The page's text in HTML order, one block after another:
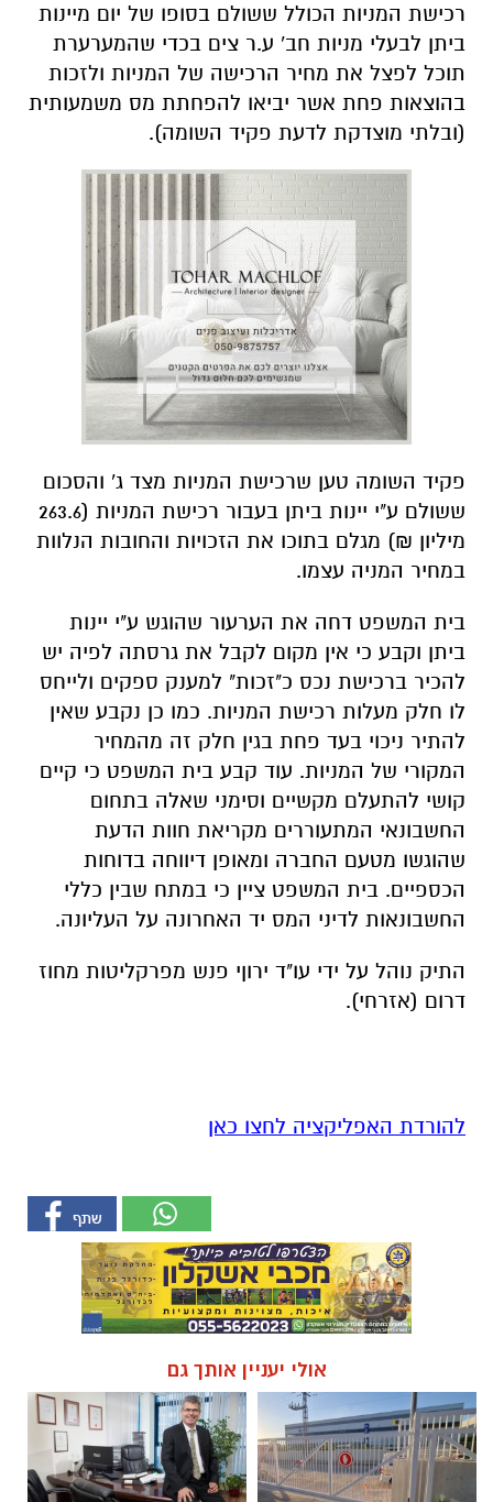
רכישת המניות הכולל ששולם בסופו של יום מיינות
ביתן לבעלי מניות חב' ע.ר צים בכדי שהמערערת
תוכל לפצל את מחיר הרכישה של המניות ולזכות
בהוצאות פחת אשר יביאו להפחתת מס משמעותית
(ובלתי מוצדקת לדעת פקיד השומה).
פקיד השומה טען שרכישת המניות מצד ג' והסכום
ששולם ע"י יינות ביתן בעבור רכישת המניות (263.6
מיליון ₪) מגלם בתוכו את הזכויות והחובות הנלוות
במחיר המניה עצמו.
בית המשפט דחה את הערעור שהוגש ע"י יינות
ביתן וקבע כי אין מקום לקבל את גרסתה לפיה יש
להכיר ברכישת נכס כ"זכות" למענק ספקים ולייחס
לו חלק מעלות רכישת המניות. כמו כן נקבע שאין
להתיר ניכוי בעד פחת בגין חלק זה מהמחיר
המקורי של המניות. עוד קבע בית המשפט כי קיים
קושי להתעלם מקשיים וסימני שאלה בתחום
החשבונאי המתעוררים מקריאת חוות הדעת
שהוגשו מטעם החברה ומאופן דיווחה בדוחות
הכספיים. בית המשפט ציין כי במתח שבין כללי
החשבונאות לדיני המס יד האחרונה על העליונה.
התיק נוהל על ידי עו"ד ירוןי פנש מפרקליטות מחוז
דרום (אזרחי).
להורדת האפליקציה לחצו כאן
אולי יעניין אותך גם